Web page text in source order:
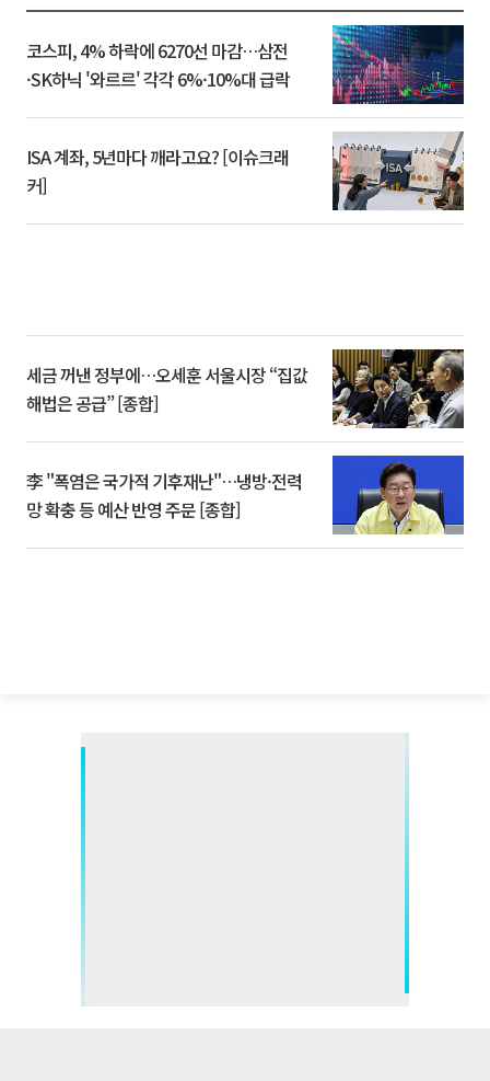
코스피, 4% 하락에 6270선 마감…삼전
·SK하닉 '와르르' 각각 6%·10%대 급락
ISA 계좌, 5년마다 깨라고요? [이슈크래
커]
세금 꺼낸 정부에…오세훈 서울시장 “집값
해법은 공급” [종합]
李 "폭염은 국가적 기후재난"…냉방·전력
망 확충 등 예산 반영 주문 [종합]